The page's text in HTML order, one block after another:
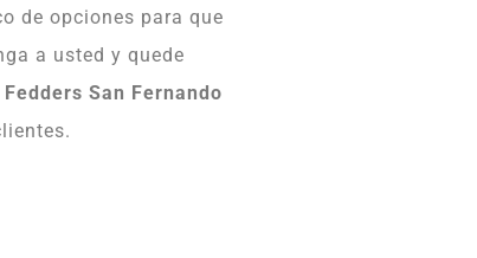
de opciones para que
a usted y quede
San Fernando